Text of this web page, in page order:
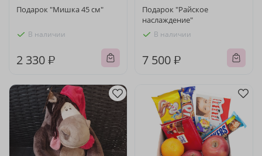
Подарок "Мишка 45 см"
В наличии
2 330 ₽
Подарок "Райское
наслаждение"
В наличии
7 500 ₽